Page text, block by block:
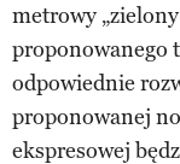
metrowy
proponowanego
odpowiednie
proponowanej
ekspresowej